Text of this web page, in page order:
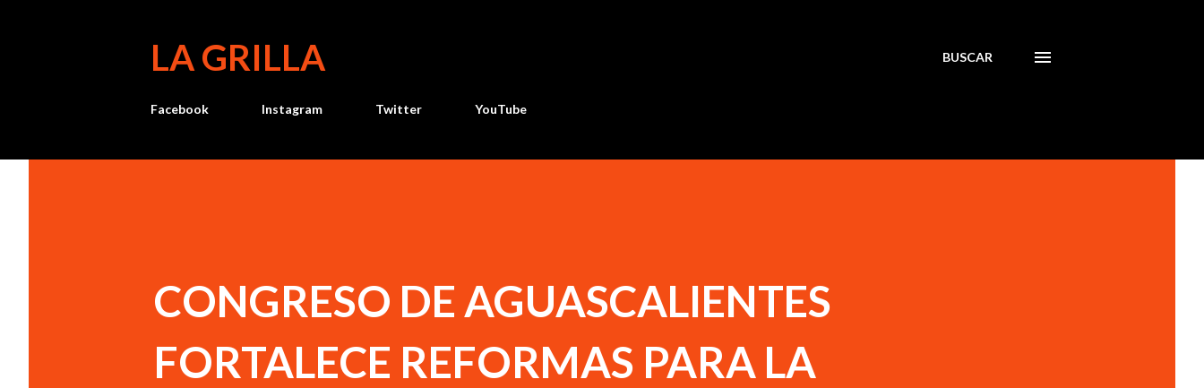
LA GRILLA BUSCAR
Facebook Instagram Twitter YouTube
CONGRESO DE AGUASCALIENTES
FORTALECE REFORMAS PARA LA